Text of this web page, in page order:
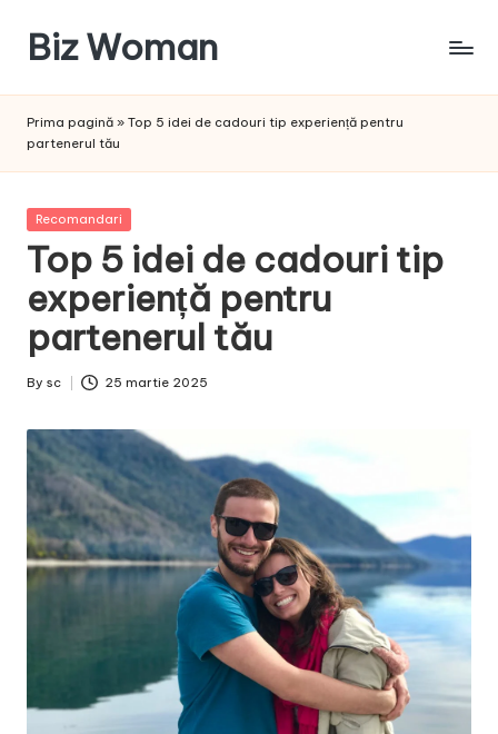
content
Biz Woman
succesul
Prima pagină » Top 5 idei de cadouri tip experiență pentru
partenerul tău
Posted
Recomandari
Top 5 idei de cadouri tip
experiență pentru
partenerul tău
Posted
By sc 25 martie 2025